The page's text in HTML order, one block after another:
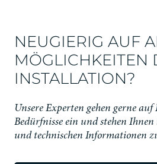
NEUGIERIG AUF
MÖGLICHKEITEN
INSTALLATION?
Unsere Experten gehen gerne auf
Bedürfnisse ein und stehen
und technischen Informationen